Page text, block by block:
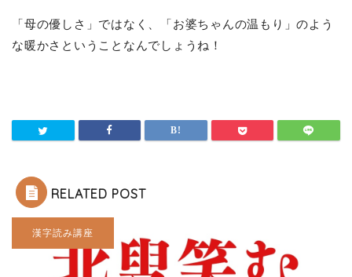
「母の優しさ」ではなく、「お婆ちゃんの温もり」のよう
な暖かさということなんでしょうね！
RELATED POST
漢字読み講座